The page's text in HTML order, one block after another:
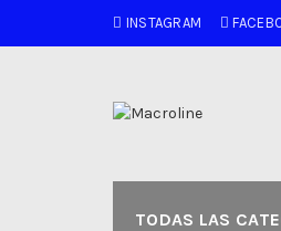
INSTAGRAM
TODAS LAS